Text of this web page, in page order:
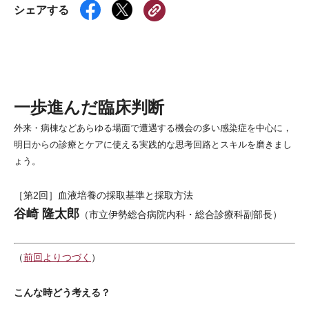
シェアする
一歩進んだ臨床判断
外来・病棟などあらゆる場面で遭遇する機会の多い感染症を中心に，
明日からの診療とケアに使える実践的な思考回路とスキルを磨きまし
ょう。
［第2回］血液培養の採取基準と採取方法
谷崎 隆太郎 （市立伊勢総合病院内科・総合診療科副部長）
（前回よりつづく ）
こんな時どう考える？